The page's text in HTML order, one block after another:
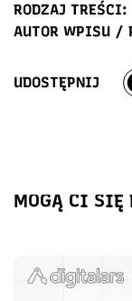
RODZAJ TREŚCI:
AUTOR WPISU /
UDOSTĘPNIJ
MOGĄ CI SIĘ